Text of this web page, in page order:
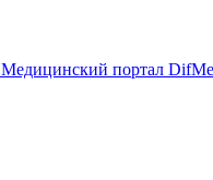
Медицинский портал